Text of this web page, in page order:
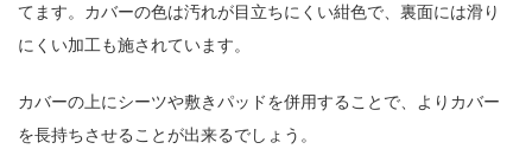
てます。カバーの色は汚れが目立ちにくい紺色で、裏面には滑り
にくい加工も施されています。
カバーの上にシーツや敷きパッドを併用することで、よりカバー
を長持ちさせることが出来るでしょう。